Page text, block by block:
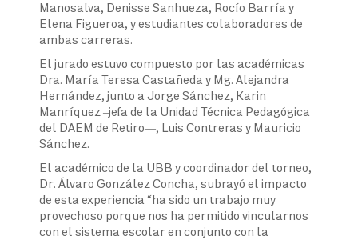
Manosalva, Denisse Sanhueza, Rocío Barría y
Elena Figueroa, y estudiantes colaboradores de
ambas carreras.
El jurado estuvo compuesto por las académicas
Dra. María Teresa Castañeda y Mg. Alejandra
Hernández, junto a Jorge Sánchez, Karin
Manríquez –jefa de la Unidad Técnica Pedagógica
del DAEM de Retiro—, Luis Contreras y Mauricio
Sánchez.
El académico de la UBB y coordinador del torneo,
Dr. Álvaro González Concha, subrayó el impacto
de esta experiencia “ha sido un trabajo muy
provechoso porque nos ha permitido vincularnos
con el sistema escolar en conjunto con la